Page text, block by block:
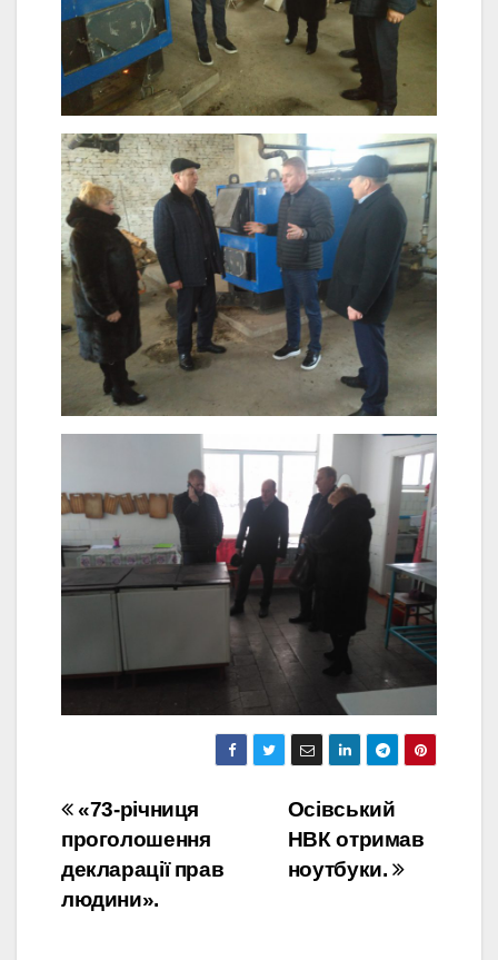
Навігація
записів
Осівський
НВК отримав
ноутбуки.
«73-річниця
проголошення
декларації прав
людини».